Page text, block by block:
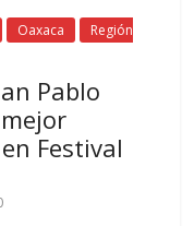
Oaxaca
Región
Pablo
Festival